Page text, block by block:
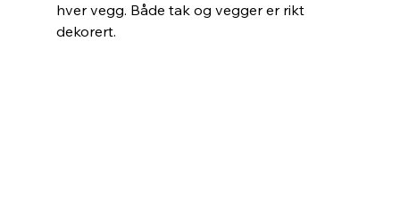
hver vegg. Både tak og vegger er rikt
dekorert.